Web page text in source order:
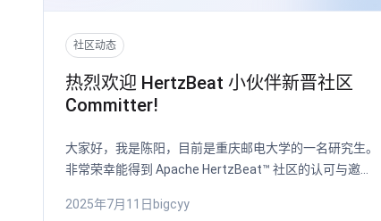
社区动态
热烈欢迎 HertzBeat 小伙伴新晋社区
Committer!
大家好，我是陈阳，目前是重庆邮电大学的一名研究生。
非常荣幸能得到 Apache HertzBeat™ 社区的认可与邀
上的开源之旅的开启！
2025年7月11日 bigcyy